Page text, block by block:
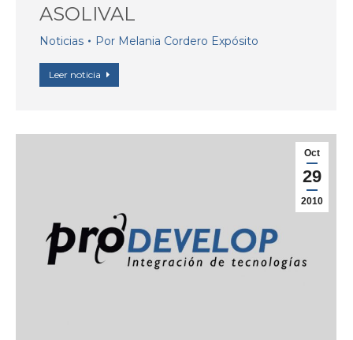
ASOLIVAL
Noticias Por Melania Cordero Expósito
Leer noticia
Oct
29
2010